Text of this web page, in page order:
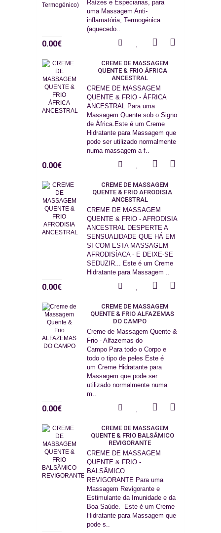
Raízes e Especiarias, para
uma Massagem Anti-
inflamatória, Termogénica
(aquecedo..
0.00€
CREME DE MASSAGEM
QUENTE & FRIO ÁFRICA
ANCESTRAL
CREME DE MASSAGEM
QUENTE & FRIO - ÁFRICA
ANCESTRAL Para uma
Massagem Quente sob o Signo
de África.Este é um Creme
Hidratante para Massagem que
pode ser utilizado normalmente
numa massagem a f..
0.00€
CREME DE MASSAGEM
QUENTE & FRIO AFRODISIA
ANCESTRAL
CREME DE MASSAGEM
QUENTE & FRIO - AFRODISIA
ANCESTRAL DESPERTE A
SENSUALIDADE QUE HÁ EM
SI COM ESTA MASSAGEM
AFRODISÍACA - E DEIXE-SE
SEDUZIR... Este é um Creme
Hidratante para Massagem ..
0.00€
CREME DE MASSAGEM
QUENTE & FRIO ALFAZEMAS
DO CAMPO
Creme de Massagem Quente &
Frio - Alfazemas do
Campo Para todo o Corpo e
todo o tipo de peles Este é
um Creme Hidratante para
Massagem que pode ser
utilizado normalmente numa
m..
0.00€
CREME DE MASSAGEM
QUENTE & FRIO BALSÂMICO
REVIGORANTE
CREME DE MASSAGEM
QUENTE & FRIO -
BALSÂMICO
REVIGORANTE Para uma
Massagem Revigorante e
Estimulante da Imunidade e da
Boa Saúde. Este é um Creme
Hidratante para Massagem que
pode s..